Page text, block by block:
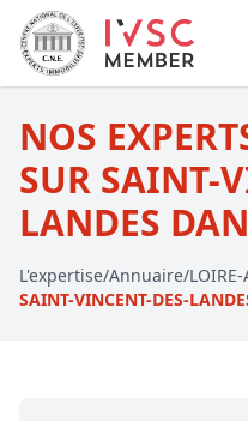
NOS
SUR SAINT-
LANDES
L'expertise/Annuaire/
SAINT-VINCENT-DES-